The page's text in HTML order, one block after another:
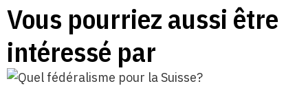
Vous pourriez aussi être
intéressé par